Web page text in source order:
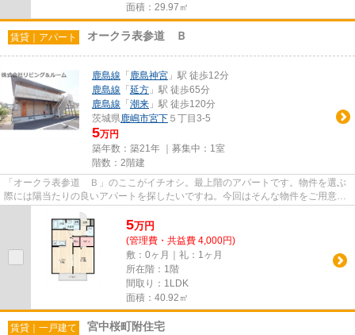
面積：29.97㎡
賃貸｜アパート オークラ表参道 Ｂ
鹿島線 「 鹿島神宮 」駅 徒歩12分
鹿島線 「 延方 」駅 徒歩65分
鹿島線 「 潮来 」駅 徒歩120分
茨城県鹿嶋市宮下 ５丁目3-5
5万円
築年数：築21年 ｜募集中： 1室
階数：2階建
「オークラ表参道 Ｂ」のここがイチオシ。最上階のアパートです。物件を選ぶ
際には陽当たりの良いアパートを探したいですね。今回はそんな物件をご用意致
しました。こちらの物件には...
5万円
(管理費・共益費 4,000円)
敷：0ヶ月｜礼：1ヶ月
所在階：1階
間取り：1LDK
面積：40.92㎡
賃貸｜一戸建て 宮中桜町附住宅